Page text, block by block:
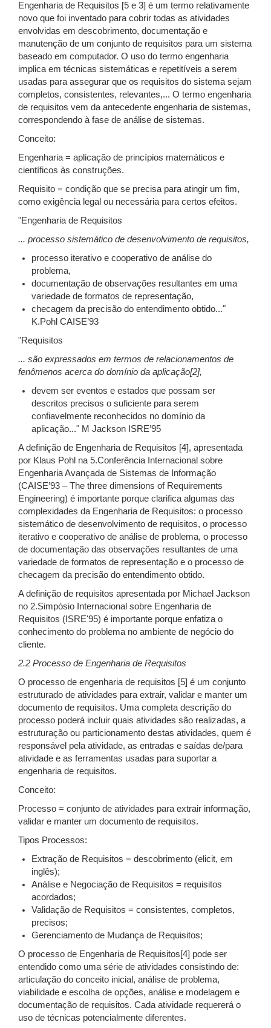
Engenharia de Requisitos [5 e 3] é um termo relativamente
novo que foi inventado para cobrir todas as atividades
envolvidas em descobrimento, documentação e
manutenção de um conjunto de requisitos para um sistema
baseado em computador. O uso do termo engenharia
implica em técnicas sistemáticas e repetitíveis a serem
usadas para assegurar que os requisitos do sistema sejam
completos, consistentes, relevantes,... O termo engenharia
de requisitos vem da antecedente engenharia de sistemas,
correspondendo à fase de análise de sistemas.
Conceito:
Engenharia = aplicação de princípios matemáticos e
científicos às construções.
Requisito = condição que se precisa para atingir um fim,
como exigência legal ou necessária para certos efeitos.
"Engenharia de Requisitos
... processo sistemático de desenvolvimento de requisitos,
processo iterativo e cooperativo de análise do
problema,
documentação de observações resultantes em uma
variedade de formatos de representação,
checagem da precisão do entendimento obtido..."
K.Pohl CAISE’93
"Requisitos
... são expressados em termos de relacionamentos de
fenômenos acerca do domínio da aplicação[2],
devem ser eventos e estados que possam ser
descritos precisos o suficiente para serem
confiavelmente reconhecidos no domínio da
aplicação..." M Jackson ISRE’95
A definição de Engenharia de Requisitos [4], apresentada
por Klaus Pohl na 5.Conferência Internacional sobre
Engenharia Avançada de Sistemas de Informação
(CAISE’93 – The three dimensions of Requirements
Engineering) é importante porque clarifica algumas das
complexidades da Engenharia de Requisitos: o processo
sistemático de desenvolvimento de requisitos, o processo
iterativo e cooperativo de análise de problema, o processo
de documentação das observações resultantes de uma
variedade de formatos de representação e o processo de
checagem da precisão do entendimento obtido.
A definição de requisitos apresentada por Michael Jackson
no 2.Simpósio Internacional sobre Engenharia de
Requisitos (ISRE'95) é importante porque enfatiza o
conhecimento do problema no ambiente de negócio do
cliente.
2.2 Processo de Engenharia de Requisitos
O processo de engenharia de requisitos [5] é um conjunto
estruturado de atividades para extrair, validar e manter um
documento de requisitos. Uma completa descrição do
processo poderá incluir quais atividades são realizadas, a
estruturação ou particionamento destas atividades, quem é
responsável pela atividade, as entradas e saídas de/para
atividade e as ferramentas usadas para suportar a
engenharia de requisitos.
Conceito:
Processo = conjunto de atividades para extrair informação,
validar e manter um documento de requisitos.
Tipos Processos:
Extração de Requisitos = descobrimento (elicit, em
inglês);
Análise e Negociação de Requisitos = requisitos
acordados;
Validação de Requisitos = consistentes, completos,
precisos;
Gerenciamento de Mudança de Requisitos;
O processo de Engenharia de Requisitos[4] pode ser
entendido como uma série de atividades consistindo de:
articulação do conceito inicial, análise de problema,
viabilidade e escolha de opções, análise e modelagem e
documentação de requisitos. Cada atividade requererá o
uso de técnicas potencialmente diferentes.